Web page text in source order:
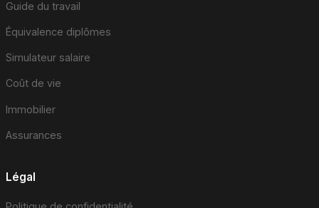
Guide du travail
Équivalence diplômes
Simulateur salaire
Coût de vie
Immobilier
Assurances
Légal